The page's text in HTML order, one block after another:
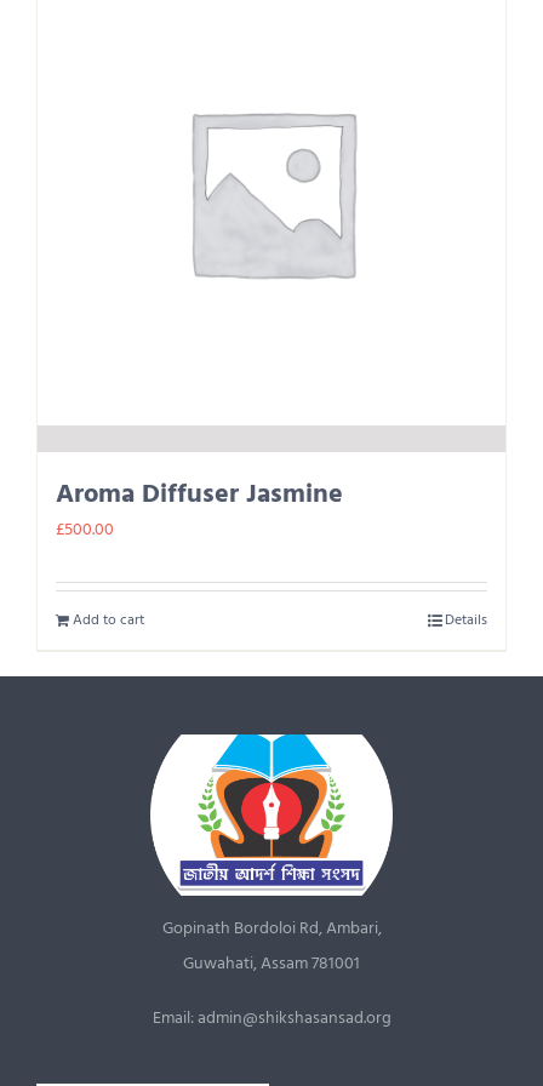
Aroma Diffuser Jasmine
£500.00
Add to cart Details
Gopinath Bordoloi Rd, Ambari,
Guwahati, Assam 781001
Email: admin@shikshasansad.org